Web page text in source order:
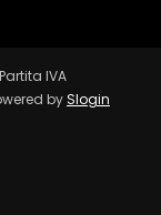
IVA
bySlogin